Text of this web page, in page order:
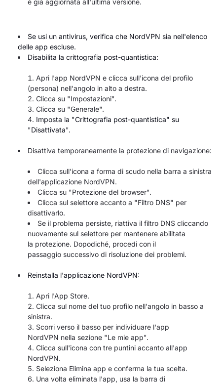
è già aggiornata all'ultima versione.
Se usi un antivirus, verifica che NordVPN sia nell'elenco
delle app escluse.
Disabilita la crittografia post-quantistica:
Apri l'app NordVPN e clicca sull'icona del profilo
(persona) nell'angolo in alto a destra.
Clicca su "Impostazioni".
Clicca su "Generale".
Imposta la "Crittografia post-quantistica" su
"Disattivata".
Disattiva temporaneamente la protezione di navigazione:
Clicca sull'icona a forma di scudo nella barra a sinistra
dell'applicazione NordVPN.
Clicca su "Protezione del browser".
Clicca sul selettore accanto a "Filtro DNS" per
disattivarlo.
Se il problema persiste, riattiva il filtro DNS cliccando
nuovamente sul selettore per mantenere abilitata
la protezione. Dopodiché, procedi con il
passaggio successivo di risoluzione dei problemi.
Reinstalla l'applicazione NordVPN:
Apri l'App Store.
Clicca sul nome del tuo profilo nell'angolo in basso a
sinistra.
Scorri verso il basso per individuare l'app
NordVPN nella sezione "Le mie app".
Clicca sull'icona con tre puntini accanto all'app
NordVPN.
Seleziona Elimina app e conferma la tua scelta.
Una volta eliminata l'app, usa la barra di